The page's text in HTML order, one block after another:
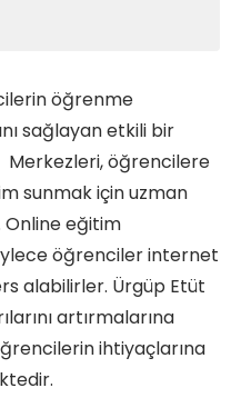
öğrenme
sağlayan etkili bir
Merkezleri, öğrencilere
sunmak için uzman
Online eğitim
öğrenciler internet
alabilirler. Ürgüp Etüt
artırmalarına
ihtiyaçlarına